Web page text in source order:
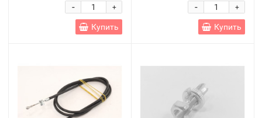
+
-
Купить
+
-
Купить